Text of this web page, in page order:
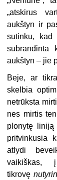
„atskirus
aukštyn ir
sutinku, kad
subrandinta
aukštyn – jie
Beje, ar
skelbia
netrūksta
nes mirtis
plonytę liniją
pritvinkusia
atlydi
vaikiškas,
tikrovę